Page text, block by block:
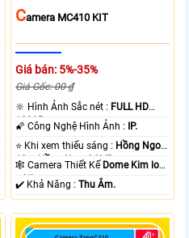
CAmera MC410 KIT
Giá bán: 5%-35%
Giá Gốc: 00 ₫
🔆 Hình Ảnh Sắc nét : FULL HD
1080P .
🌠 Công Nghệ Hình Ảnh :
IP.
⭐ Khi xem thiếu sáng : Hồng Ngoại
10m Hồng Ngoại SMD.
🕸️ Camera Thiết Kế Dome Kim loại
+ Nhựa.
️✔️ Khả Năng :Thu Âm.